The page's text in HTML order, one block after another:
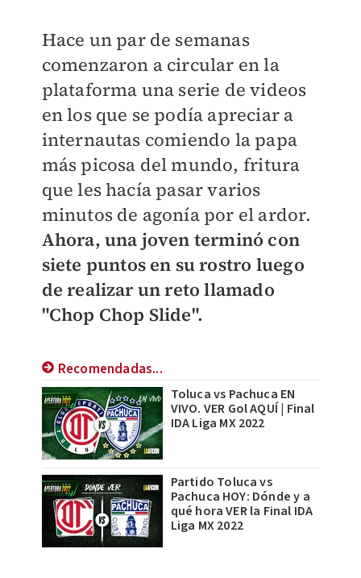
Hace un par de semanas
comenzaron a circular en la
plataforma una serie de videos
en los que se podía apreciar a
internautas comiendo la papa
más picosa del mundo, fritura
que les hacía pasar varios
minutos de agonía por el ardor.
Ahora, una joven terminó con
siete puntos en su rostro luego
de realizar un reto llamado
"Chop Chop Slide".
Recomendadas...
Toluca vs Pachuca EN
VIVO. VER Gol AQUÍ | Final
IDA Liga MX 2022
Partido Toluca vs
Pachuca HOY: Dónde y a
qué hora VER la Final IDA
Liga MX 2022